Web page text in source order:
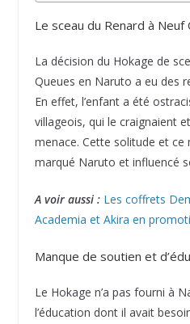
Le sceau du Renard à Neuf
La décision du Hokage de
Queues en Naruto a eu des
En effet, l’enfant a été
villageois, qui le craignaient
menace. Cette solitude et ce
marqué Naruto et influencé
A voir aussi : Les coffrets
Academia et Akira en
Manque de soutien et
Le Hokage n’a pas fourni à
l’éducation dont il avait